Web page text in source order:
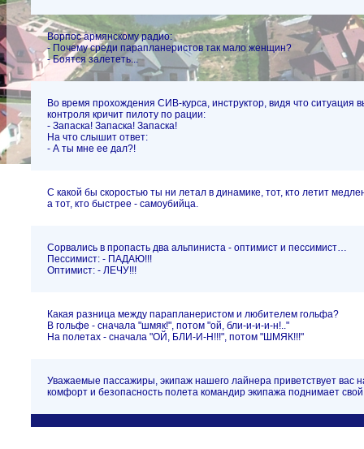
Ворпос армянскому радио:
- Почему среди парапланеристов так мало женщин?
- Боятся залететь...
Во время прохождения СИВ-курса, инструктор, видя что ситуация
контроля кричит пилоту по рации:
- Запаска! Запаска! Запаска!
На что слышит ответ:
- А ты мне ее дал?!
С какой бы скоростью ты ни летал в динамике, тот, кто летит
а тот, кто быстрее - самоубийца.
Сорвались в пропасть два альпиниста - оптимист и пессимист…
Пессимист: - ПАДАЮ!!!
Оптимист: - ЛЕЧУ!!!
Какая разница между парапланеристом и любителем гольфа?
В гольфе - сначала "шмяк!", потом "ой, бли-и-и-и-н!.."
На полетах - сначала "ОЙ, БЛИ-И-Н!!!", потом "ШМЯК!!!"
Уважаемые пассажиры, экипаж нашего лайнера приветствует вас
комфорт и безопасность полета командир экипажа поднимает